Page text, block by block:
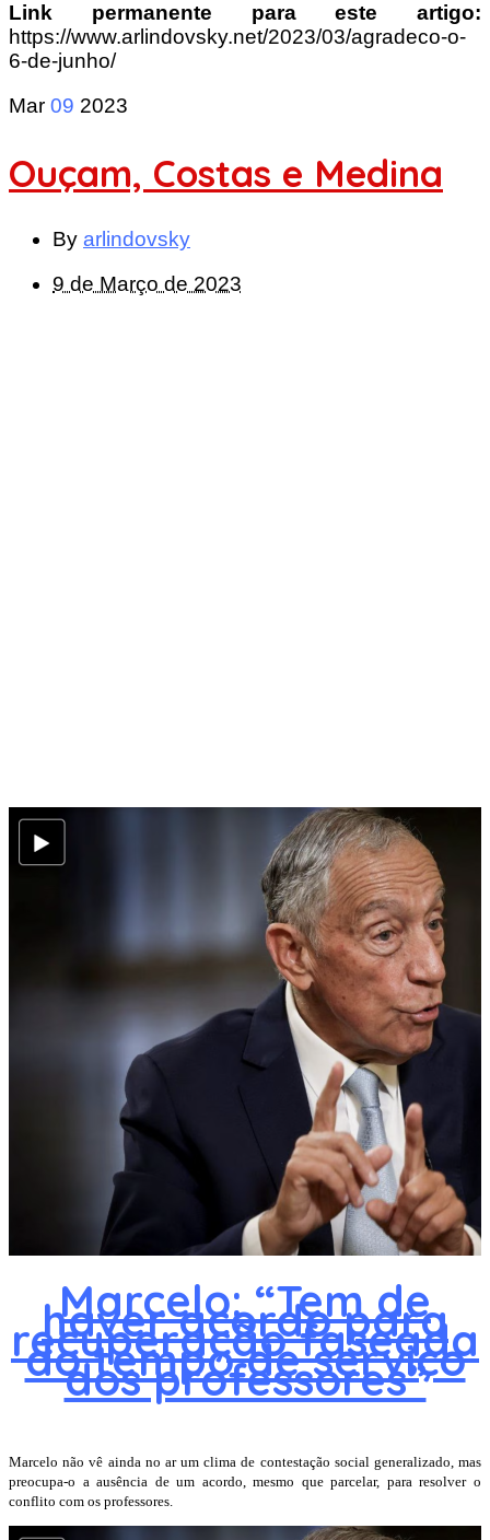
Link permanente para este artigo:
https://www.arlindovsky.net/2023/03/agradeco-o-
6-de-junho/
Mar 09 2023
Ouçam, Costas e Medina
By arlindovsky
9 de Março de 2023
Marcelo: “Tem de
haver acordo para
recuperação faseada
do tempo de serviço
dos professores”
Marcelo não vê ainda no ar um clima de contestação social generalizado, mas
preocupa-o a ausência de um acordo, mesmo que parcelar, para resolver o
conflito com os professores.